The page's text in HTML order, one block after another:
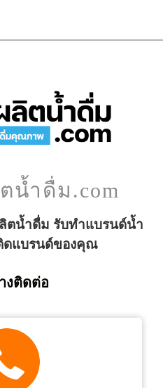
น้ำดื่ม.com
ตน้ำดื่ม รับทำแบรนด์น้ำ
ดแบรนด์ของคุณ
งติดต่อ